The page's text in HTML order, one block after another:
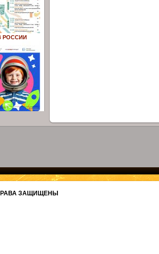
РОССИИ
ЗАЩИЩЕНЫ